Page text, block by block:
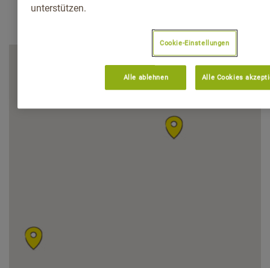
unterstützen.
Cookie-Einstellungen
Alle ablehnen Alle Cookies